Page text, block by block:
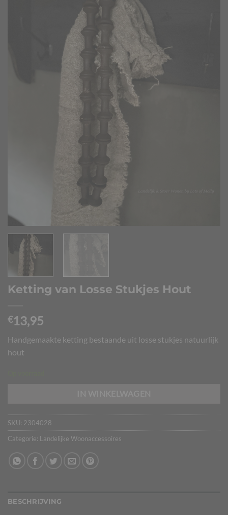
Ketting van Losse Stukjes Hout
€13,95
Handgemaakte ketting bestaande uit losse stukjes natuurlijk
hout
SKU: 2304028
Categorie: Landelijke Woonaccessoires
BESCHRIJVING